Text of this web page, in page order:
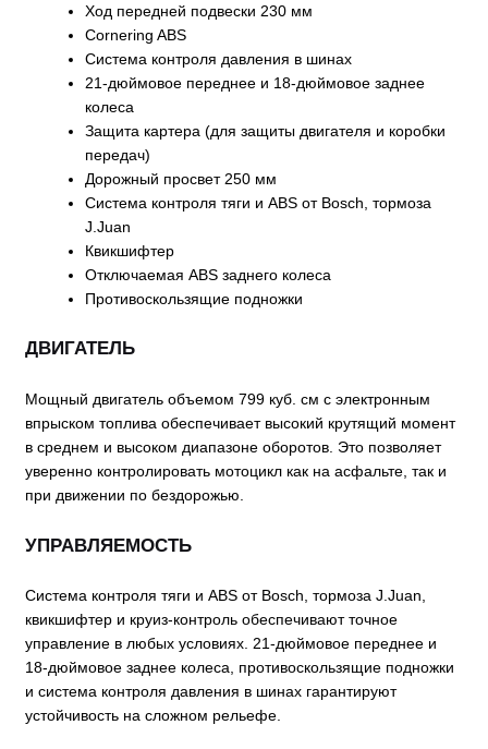
Ход передней подвески 230 мм
Cornering ABS
Система контроля давления в шинах
21-дюймовое переднее и 18-дюймовое заднее
колеса
Защита картера (для защиты двигателя и коробки
передач)
Дорожный просвет 250 мм
Система контроля тяги и ABS от Bosch, тормоза
J.Juan
Квикшифтер
Отключаемая ABS заднего колеса
Противоскользящие подножки
ДВИГАТЕЛЬ
Мощный двигатель объемом 799 куб. см с электронным
впрыском топлива обеспечивает высокий крутящий момент
в среднем и высоком диапазоне оборотов. Это позволяет
уверенно контролировать мотоцикл как на асфальте, так и
при движении по бездорожью.
УПРАВЛЯЕМОСТЬ
Система контроля тяги и ABS от Bosch, тормоза J.Juan,
квикшифтер и круиз-контроль обеспечивают точное
управление в любых условиях. 21-дюймовое переднее и
18-дюймовое заднее колеса, противоскользящие подножки
и система контроля давления в шинах гарантируют
устойчивость на сложном рельефе.